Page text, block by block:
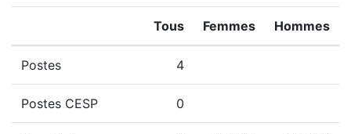
Tous Femmes Hommes
Postes 4
Postes CESP 0